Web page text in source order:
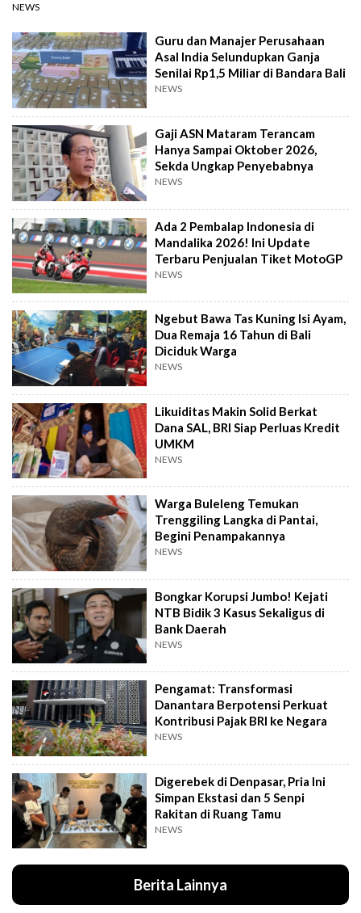
NEWS
Guru dan Manajer Perusahaan
Asal India Selundupkan Ganja
Senilai Rp1,5 Miliar di Bandara Bali
NEWS
Gaji ASN Mataram Terancam
Hanya Sampai Oktober 2026,
Sekda Ungkap Penyebabnya
NEWS
Ada 2 Pembalap Indonesia di
Mandalika 2026! Ini Update
Terbaru Penjualan Tiket MotoGP
NEWS
Ngebut Bawa Tas Kuning Isi Ayam,
Dua Remaja 16 Tahun di Bali
Diciduk Warga
NEWS
Likuiditas Makin Solid Berkat
Dana SAL, BRI Siap Perluas Kredit
UMKM
NEWS
Warga Buleleng Temukan
Trenggiling Langka di Pantai,
Begini Penampakannya
NEWS
Bongkar Korupsi Jumbo! Kejati
NTB Bidik 3 Kasus Sekaligus di
Bank Daerah
NEWS
Pengamat: Transformasi
Danantara Berpotensi Perkuat
Kontribusi Pajak BRI ke Negara
NEWS
Digerebek di Denpasar, Pria Ini
Simpan Ekstasi dan 5 Senpi
Rakitan di Ruang Tamu
NEWS
Berita Lainnya